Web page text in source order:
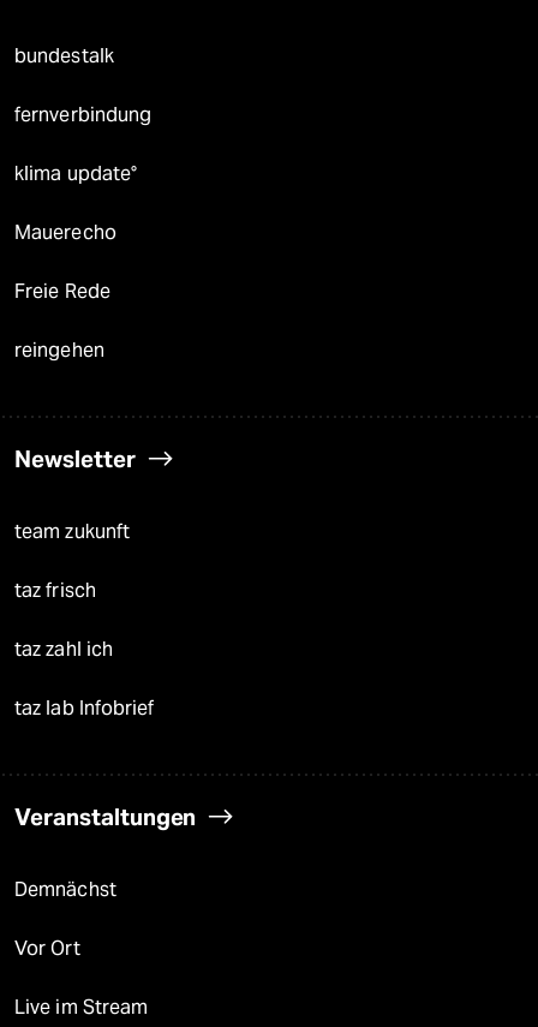
bundestalk
fernverbindung
klima update°
Mauerecho
Freie Rede
reingehen
Newsletter
team zukunft
taz frisch
taz zahl ich
taz lab Infobrief
Veranstaltungen
Demnächst
Vor Ort
Live im Stream